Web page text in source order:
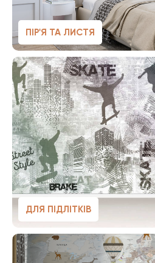
ПІР'Я ТА ЛИСТЯ
ДЛЯ ПІДЛІТКІВ